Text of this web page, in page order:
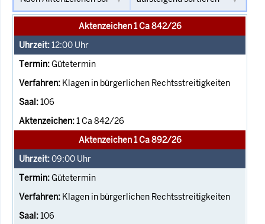
Aktenzeichen 1 Ca 842/26
12:00 Uhr
Gütetermin
Klagen in bürgerlichen Rechtsstreitigkeiten
106
1 Ca 842/26
Aktenzeichen 1 Ca 892/26
09:00 Uhr
Gütetermin
Klagen in bürgerlichen Rechtsstreitigkeiten
106